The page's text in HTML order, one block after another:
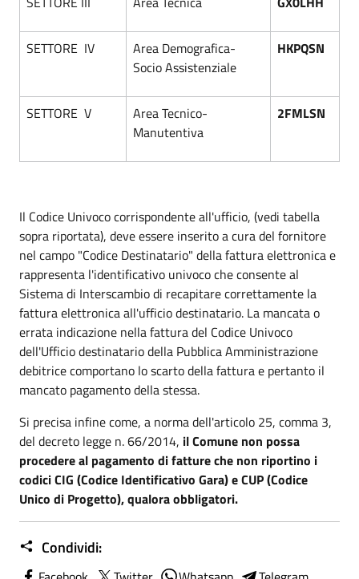
SETTORE IV
Area Demografica-
Socio Assistenziale
HKPQSN
SETTORE V
Area Tecnico-
Manutentiva
2FMLSN
Il Codice Univoco corrispondente all'ufficio, (vedi tabella
sopra riportata), deve essere inserito a cura del fornitore
nel campo "Codice Destinatario" della fattura elettronica e
rappresenta l'identificativo univoco che consente al
Sistema di Interscambio di recapitare correttamente la
fattura elettronica all'ufficio destinatario. La mancata o
errata indicazione nella fattura del Codice Univoco
dell'Ufficio destinatario della Pubblica Amministrazione
debitrice comportano lo scarto della fattura e pertanto il
mancato pagamento della stessa.
Si precisa infine come, a norma dell'articolo 25, comma 3,
del decreto legge n. 66/2014, il Comune non possa
procedere al pagamento di fatture che non riportino i
codici CIG (Codice Identificativo Gara) e CUP (Codice
Unico di Progetto), qualora obbligatori.
Condividi: